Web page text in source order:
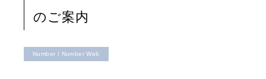
のご案内
Number / Number Web